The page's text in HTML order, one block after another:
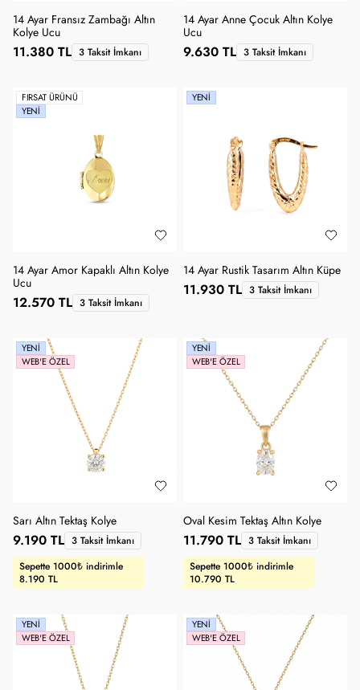
14 Ayar Fransız Zambağı Altın
Kolye Ucu
11.380 TL 3 Taksit İmkanı
14 Ayar Anne Çocuk Altın Kolye
Ucu
9.630 TL 3 Taksit İmkanı
FIRSAT ÜRÜNÜ
YENI
14 Ayar Amor Kapaklı Altın Kolye
Ucu
12.570 TL 3 Taksit İmkanı
YENI
14 Ayar Rustik Tasarım Altın Küpe
11.930 TL 3 Taksit İmkanı
YENI
WEB'E ÖZEL
Sarı Altın Tektaş Kolye
Sepette 1000₺ indirimle
8.190 TL
9.190 TL 3 Taksit İmkanı
YENI
WEB'E ÖZEL
Oval Kesim Tektaş Altın Kolye
Sepette 1000₺ indirimle
10.790 TL
11.790 TL 3 Taksit İmkanı
YENI
WEB'E ÖZEL
YENI
WEB'E ÖZEL